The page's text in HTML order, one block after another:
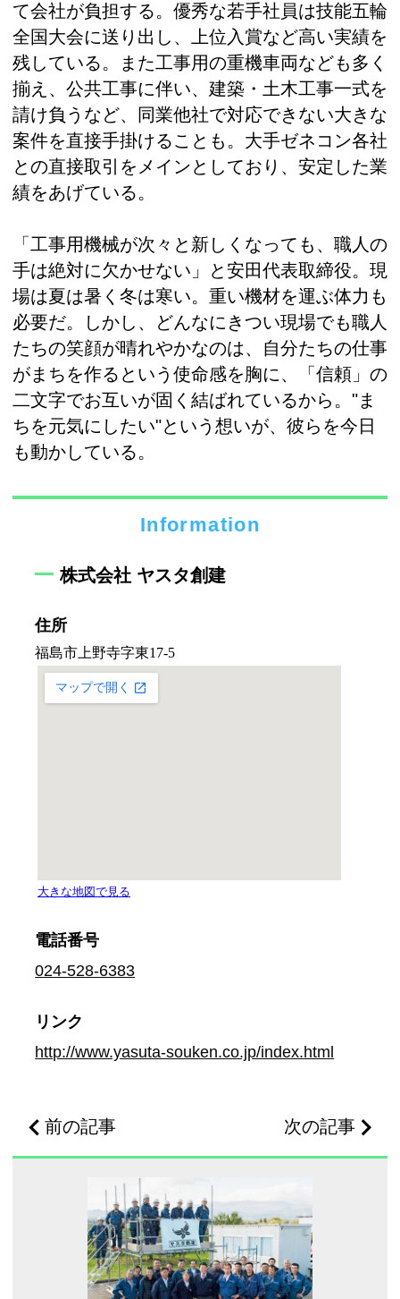
て会社が負担する。優秀な若手社員は技能五輪
全国大会に送り出し、上位入賞など高い実績を
残している。また工事用の重機車両なども多く
揃え、公共工事に伴い、建築・土木工事一式を
請け負うなど、同業他社で対応できない大きな
案件を直接手掛けることも。大手ゼネコン各社
との直接取引をメインとしており、安定した業
績をあげている。
「工事用機械が次々と新しくなっても、職人の
手は絶対に欠かせない」と安田代表取締役。現
場は夏は暑く冬は寒い。重い機材を運ぶ体力も
必要だ。しかし、どんなにきつい現場でも職人
たちの笑顔が晴れやかなのは、自分たちの仕事
がまちを作るという使命感を胸に、「信頼」の
二文字でお互いが固く結ばれているから。"ま
ちを元気にしたい"という想いが、彼らを今日
も動かしている。
Information
株式会社 ヤスタ創建
住所
電話番号
024-528-6383
リンク
http://www.yasuta-souken.co.jp/index.html
前の記事 次の記事